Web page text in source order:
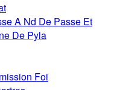
A Nd De Passe Et
De Pyla
Foi